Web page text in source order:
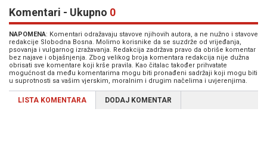
Komentari - Ukupno 0
NAPOMENA: Komentari odražavaju stavove njihovih autora, a ne nužno i stavove
redakcije Slobodna Bosna. Molimo korisnike da se suzdrže od vrijeđanja,
psovanja i vulgarnog izražavanja. Redakcija zadržava pravo da obriše komentar
bez najave i objašnjenja. Zbog velikog broja komentara redakcija nije dužna
obrisati sve komentare koji krše pravila. Kao čitalac također prihvatate
mogućnost da među komentarima mogu biti pronađeni sadržaji koji mogu biti
u suprotnosti sa vašim vjerskim, moralnim i drugim načelima i uvjerenjima.
LISTA KOMENTARA DODAJ KOMENTAR